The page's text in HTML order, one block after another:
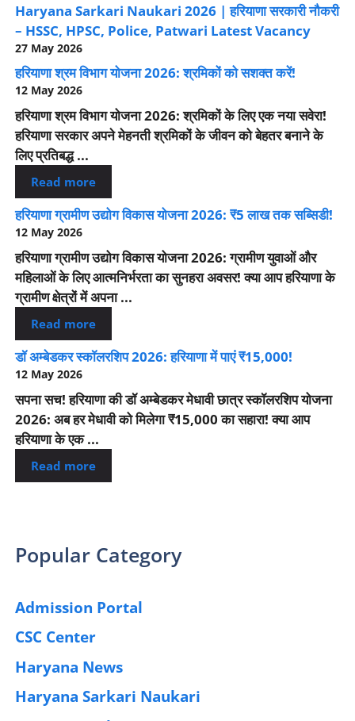
Haryana Sarkari Naukari 2026 | हरियाणा सरकारी नौकरी
– HSSC, HPSC, Police, Patwari Latest Vacancy
27 May 2026
हरियाणा श्रम विभाग योजना 2026: श्रमिकों को सशक्त करें!
12 May 2026
हरियाणा श्रम विभाग योजना 2026: श्रमिकों के लिए एक नया सवेरा!
हरियाणा सरकार अपने मेहनती श्रमिकों के जीवन को बेहतर बनाने के
लिए प्रतिबद्ध ...
Read more
हरियाणा ग्रामीण उद्योग विकास योजना 2026: ₹5 लाख तक सब्सिडी!
12 May 2026
हरियाणा ग्रामीण उद्योग विकास योजना 2026: ग्रामीण युवाओं और
महिलाओं के लिए आत्मनिर्भरता का सुनहरा अवसर! क्या आप हरियाणा के
ग्रामीण क्षेत्रों में अपना ...
Read more
डॉ अम्बेडकर स्कॉलरशिप 2026: हरियाणा में पाएं ₹15,000!
12 May 2026
सपना सच! हरियाणा की डॉ अम्बेडकर मेधावी छात्र स्कॉलरशिप योजना
2026: अब हर मेधावी को मिलेगा ₹15,000 का सहारा! क्या आप
हरियाणा के एक ...
Read more
Popular Category
Admission Portal
CSC Center
Haryana News
Haryana Sarkari Naukari